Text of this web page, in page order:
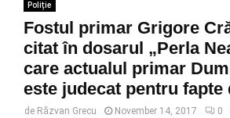
Poliție
Fostul primar Grigore
citat în dosarul „Perla
care actualul primar
este judecat pentru fapte
de Răzvan Grecu November 14, 2017 0